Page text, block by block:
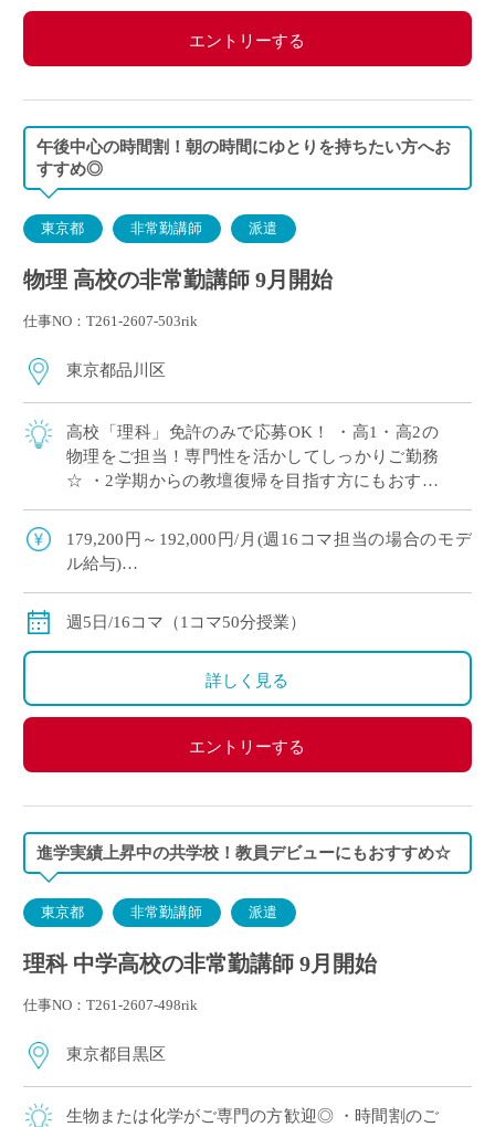
エントリーする
午後中心の時間割！朝の時間にゆとりを持ちたい方へお
すすめ◎
東京都 非常勤講師 派遣
物理 高校の非常勤講師 9月開始
仕事NO：T261-2607-503rik
東京都品川区
高校「理科」免許のみで応募OK！ ・高1・高2の
物理をご担当！専門性を活かしてしっかりご勤務
☆ ・2学期からの教壇復帰を目指す方にもおすす
も便利です♪
179,200円～192,000円/月(週16コマ担当の場合のモデ
ル給与)
◇交通費別途支給
週5日/16コマ（1コマ50分授業）
詳しく見る
エントリーする
進学実績上昇中の共学校！教員デビューにもおすすめ☆
東京都 非常勤講師 派遣
理科 中学高校の非常勤講師 9月開始
仕事NO：T261-2607-498rik
東京都目黒区
生物または化学がご専門の方歓迎◎ ・時間割のご